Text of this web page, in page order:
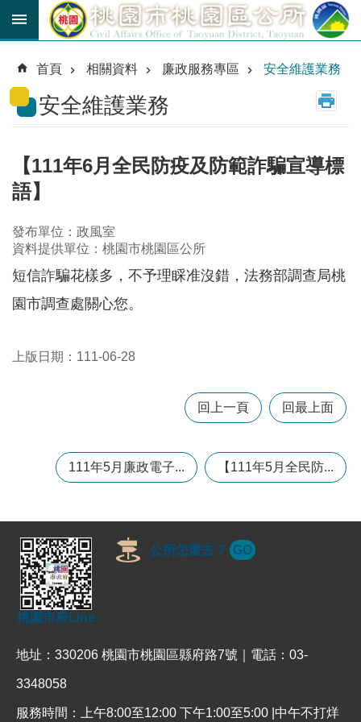
跳到主要內容區塊
育
貼
公
路
線
民
卡
進
階
搜
公
告
生
活
便
民
訊
機
通
首頁 相關資料 廉政服務專區 安全維護業務
安全維護業務
【111年6月全民防疫及防範詐騙宣導標
語】
發布單位：政風室
資料提供單位：桃園市桃園區公所
短信詐騙花樣多，不予理睬准沒錯，法務部調查局桃
園市調查處關心您。
上版日期：111-06-28
回上一頁 回最上面
111年5月廉政電子... 【111年5月全民防...
桃園市府Line
公所怎麼去？ GO
地址：330206 桃園市桃園區縣府路7號｜電話：03-
3348058
服務時間：上午8:00至12:00 下午1:00至5:00 |中午不打烊